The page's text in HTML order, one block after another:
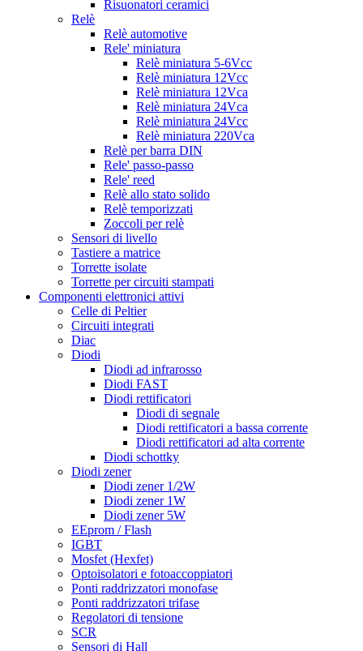
Risuonatori ceramici
Relè
Relè automotive
Rele' miniatura
Relè miniatura 5-6Vcc
Relè miniatura 12Vcc
Relè miniatura 12Vca
Relè miniatura 24Vca
Relè miniatura 24Vcc
Relè miniatura 220Vca
Relè per barra DIN
Rele' passo-passo
Rele' reed
Relè allo stato solido
Relè temporizzati
Zoccoli per relè
Sensori di livello
Tastiere a matrice
Torrette isolate
Torrette per circuiti stampati
Componenti elettronici attivi
Celle di Peltier
Circuiti integrati
Diac
Diodi
Diodi ad infrarosso
Diodi FAST
Diodi rettificatori
Diodi di segnale
Diodi rettificatori a bassa corrente
Diodi rettificatori ad alta corrente
Diodi schottky
Diodi zener
Diodi zener 1/2W
Diodi zener 1W
Diodi zener 5W
EEprom / Flash
IGBT
Mosfet (Hexfet)
Optoisolatori e fotoaccoppiatori
Ponti raddrizzatori monofase
Ponti raddrizzatori trifase
Regolatori di tensione
SCR
Sensori di Hall